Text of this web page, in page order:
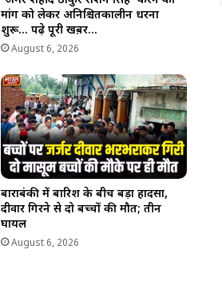
मांग को लेकर अनिश्चितकालीन धरना
शुरू… पढ़े पूरी खब़र…
August 6, 2026
बाराबंकी में बारिश के बीच बड़ा हादसा,
दीवार गिरने से दो बच्चों की मौत; तीन
घायल
August 6, 2026